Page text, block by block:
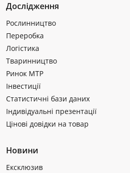
Дослідження
Рослинництво
Переробка
Логістика
Тваринництво
Ринок МТР
Інвестиції
Статистичні бази даних
Індивідуальні презентації
Цінові довідки на товар
Новини
Ексклюзив